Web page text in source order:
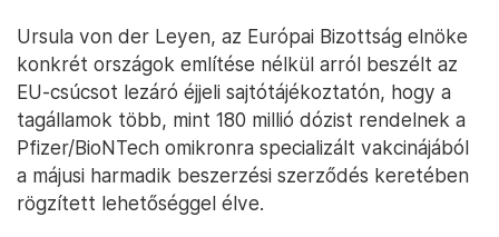
Ursula von der Leyen, az Európai Bizottság elnöke
konkrét országok említése nélkül arról beszélt az
EU-csúcsot lezáró éjjeli sajtótájékoztatón, hogy a
tagállamok több, mint 180 millió dózist rendelnek a
Pfizer/BioNTech omikronra specializált vakcinájából
a májusi harmadik beszerzési szerződés keretében
rögzített lehetőséggel élve.